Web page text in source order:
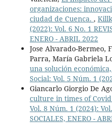
organizaciones:
ciudad de Cuenca. ,
(2022): Vol. 6 No. 1
ENERO - ABRIL 2022
Jose Alvarado-Bermeo,
Parra, María Gabriela
una solución
Social: Vol. 5 Núm. 1
Giancarlo Giorgio De
culture in times of
Vol. 8 Núm. 1 (2024):
SOCIALES, ENERO -